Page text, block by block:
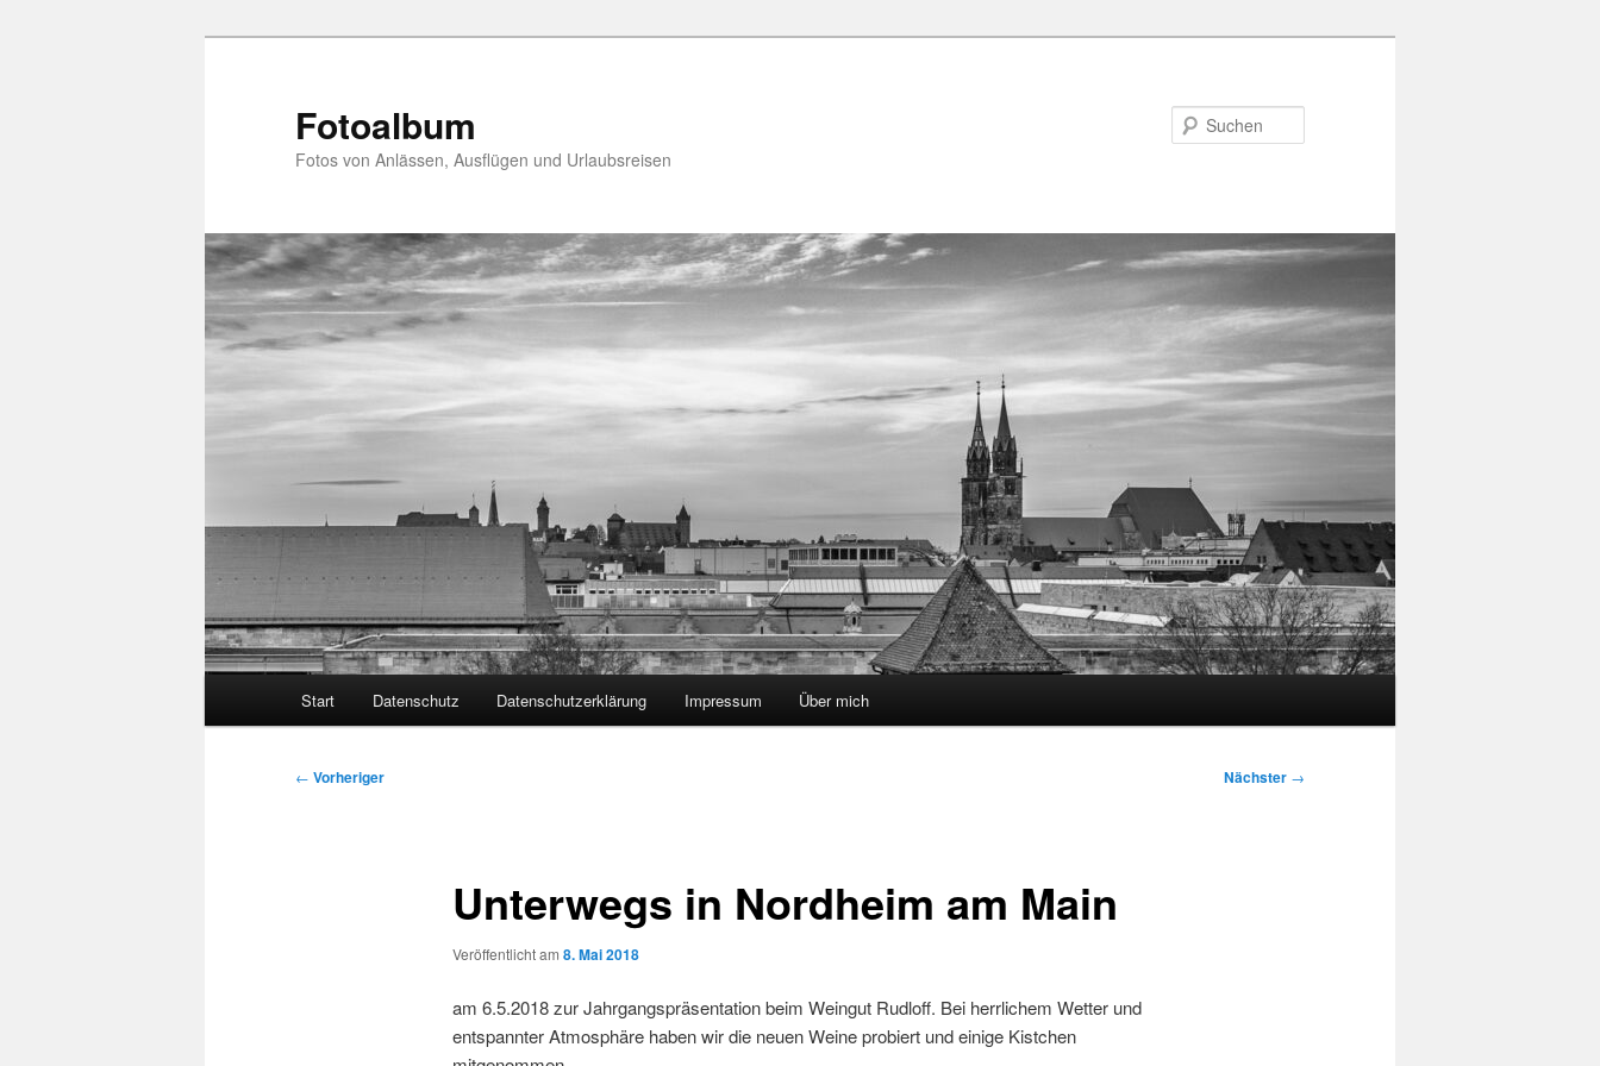
Fotoalbum
Fotos von Anlässen, Ausflügen und Urlaubsreisen
Start Datenschutz Datenschutzerklärung Impressum Über mich
Beitragsnavigation
← Vorheriger Nächster →
Unterwegs in Nordheim am Main
Veröffentlicht am 8. Mai 2018
am 6.5.2018 zur Jahrgangspräsentation beim Weingut Rudloff. Bei herrlichem Wetter und
entspannter Atmosphäre haben wir die neuen Weine probiert und einige Kistchen